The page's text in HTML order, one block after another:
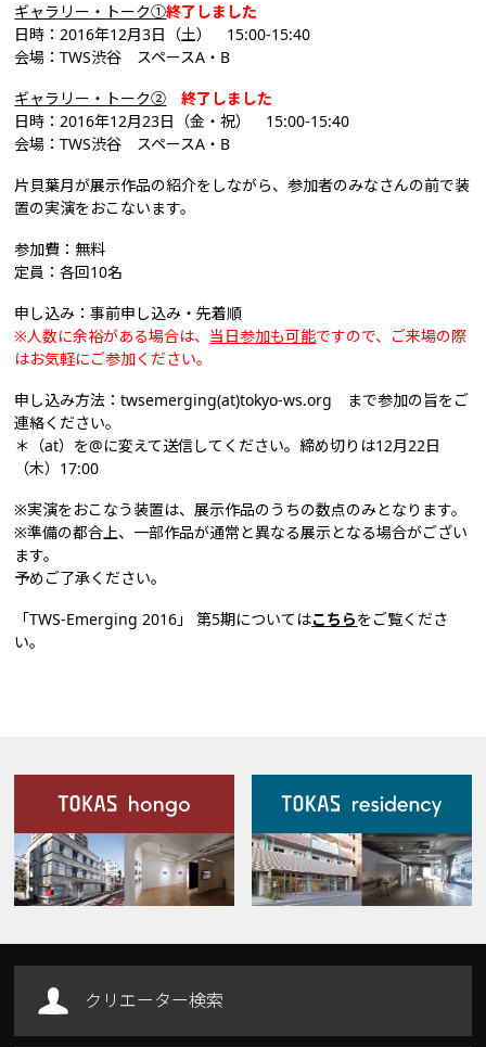
ギャラリー・トーク①終了しました
日時：2016年12月3日（土） 15:00-15:40
会場：TWS渋谷 スペースA・B
ギャラリー・トーク②
終了しました
日時：2016年12月23日（金・祝） 15:00-15:40
会場：TWS渋谷 スペースA・B
片貝葉月が展示作品の紹介をしながら、参加者のみなさんの前で装
置の実演をおこないます。
参加費：無料
定員：各回10名
申し込み：事前申し込み・先着順
※人数に余裕がある場合は、 当日参加も可能ですので、ご来場の際
はお気軽にご参加ください。
申し込み方法：twsemerging(at)tokyo-ws.org まで参加の旨をご
連絡ください。
＊（at）を@に変えて送信してください。締め切りは12月22日
（木）17:00
※実演をおこなう装置は、展示作品のうちの数点のみとなります。
※準備の都合上、一部作品が通常と異なる展示となる場合がござい
ます。
予めご了承ください。
「TWS-Emerging 2016」 第5期についてはこちらをご覧くださ
い。
施設案内
Our Facilities
クリエーター検索